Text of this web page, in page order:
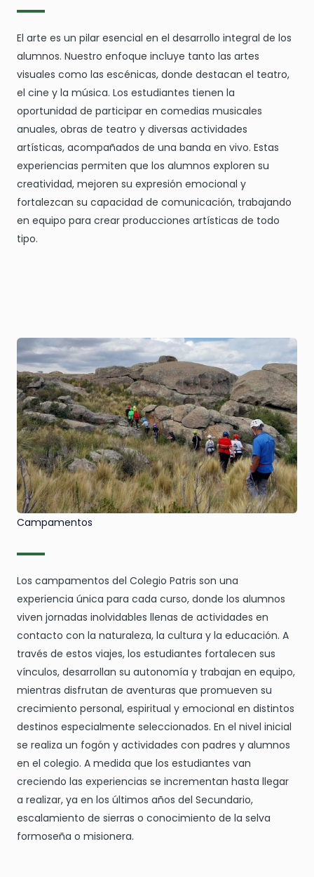
El arte es un pilar esencial en el desarrollo integral de los
alumnos. Nuestro enfoque incluye tanto las artes
visuales como las escénicas, donde destacan el teatro,
el cine y la música. Los estudiantes tienen la
oportunidad de participar en comedias musicales
anuales, obras de teatro y diversas actividades
artísticas, acompañados de una banda en vivo. Estas
experiencias permiten que los alumnos exploren su
creatividad, mejoren su expresión emocional y
fortalezcan su capacidad de comunicación, trabajando
en equipo para crear producciones artísticas de todo
tipo.
Campamentos
Los campamentos del Colegio Patris son una
experiencia única para cada curso, donde los alumnos
viven jornadas inolvidables llenas de actividades en
contacto con la naturaleza, la cultura y la educación. A
través de estos viajes, los estudiantes fortalecen sus
vínculos, desarrollan su autonomía y trabajan en equipo,
mientras disfrutan de aventuras que promueven su
crecimiento personal, espiritual y emocional en distintos
destinos especialmente seleccionados. En el nivel inicial
se realiza un fogón y actividades con padres y alumnos
en el colegio. A medida que los estudiantes van
creciendo las experiencias se incrementan hasta llegar
a realizar, ya en los últimos años del Secundario,
escalamiento de sierras o conocimiento de la selva
formoseña o misionera.